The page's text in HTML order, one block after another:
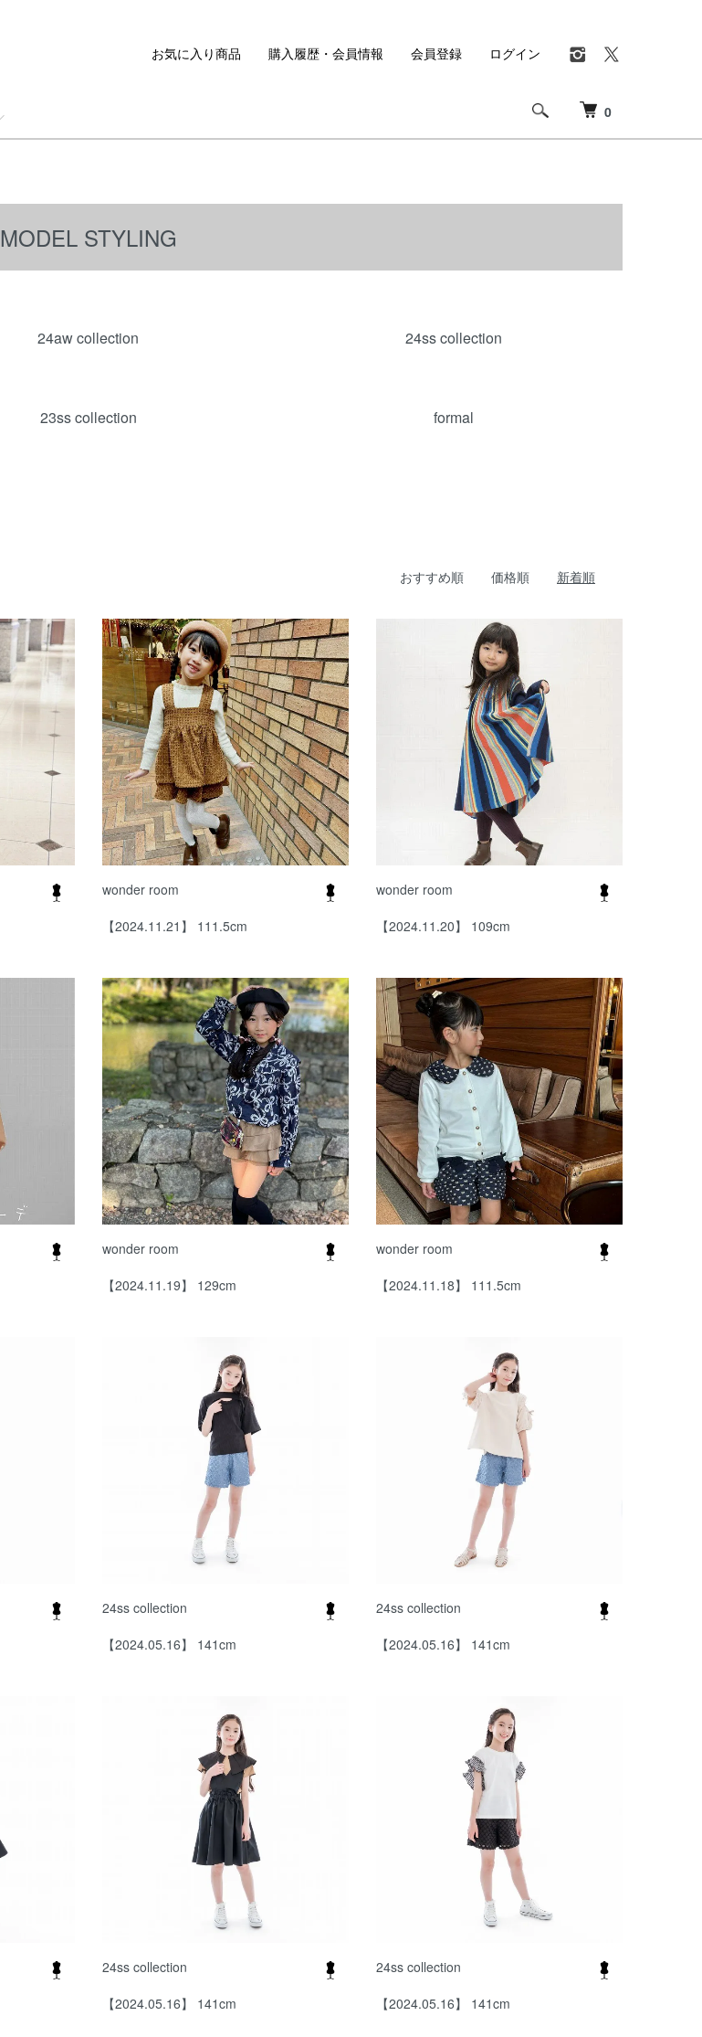
0
お気に入り商品 購入履歴・会員情報 会員登録 ログイン
MODEL STYLING
24aw collection 24ss collection
23ss collection formal
おすすめ順 価格順 新着順
wonder room
【2024.11.21】 111.5cm
wonder room
【2024.11.20】 109cm
wonder room
【2024.11.19】 129cm
wonder room
【2024.11.18】 111.5cm
24ss collection
【2024.05.16】 141cm
24ss collection
【2024.05.16】 141cm
24ss collection
【2024.05.16】 141cm
24ss collection
【2024.05.16】 141cm